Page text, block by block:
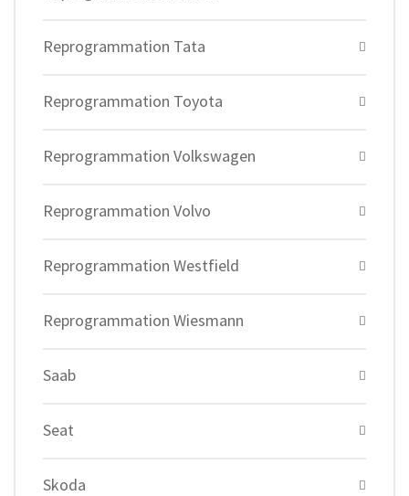
Reprogrammation Tata
Reprogrammation Toyota
Reprogrammation Volkswagen
Reprogrammation Volvo
Reprogrammation Westfield
Reprogrammation Wiesmann
Saab
Seat
Skoda